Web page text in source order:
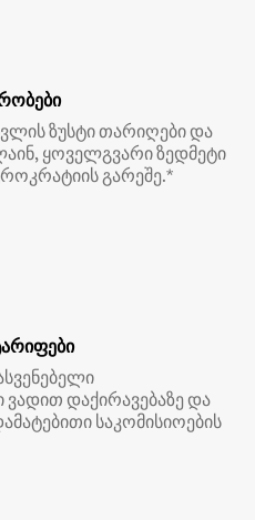
ზუსტი თარიღები და
ყოველგვარი ზედმეტი
გარეშე.*
დაქირავებაზე და
საკომისიოების